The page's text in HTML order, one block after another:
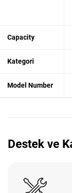
Capacity
Kategori
Model Number
Destek ve